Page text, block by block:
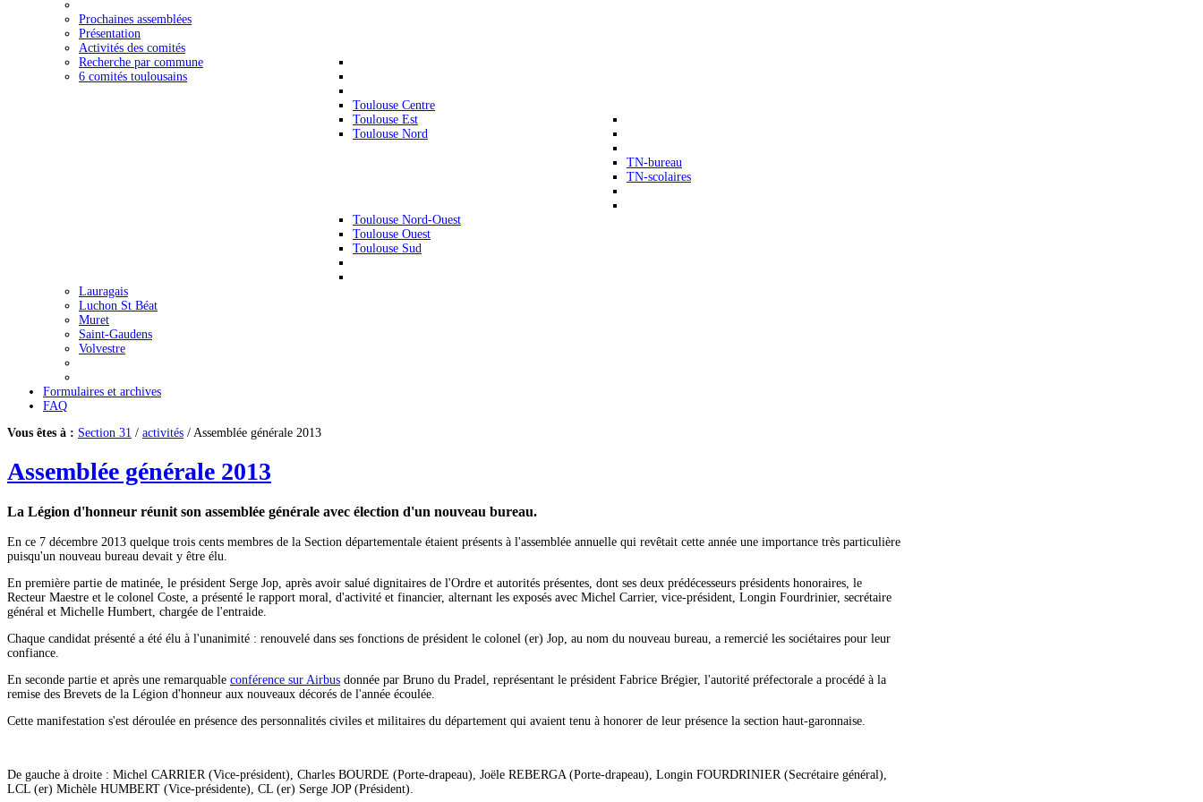
Prochaines assemblées
Présentation
Activités des comités
Recherche par commune
6 comités toulousains
Toulouse Centre
Toulouse Est
Toulouse Nord
TN-bureau
TN-scolaires
Toulouse Nord-Ouest
Toulouse Ouest
Toulouse Sud
Lauragais
Luchon St Béat
Muret
Saint-Gaudens
Volvestre
Formulaires et archives
FAQ
Vous êtes à : Section 31 / activités / Assemblée générale 2013
Assemblée générale 2013
La Légion d'honneur réunit son assemblée générale avec élection d'un nouveau bureau.
En ce 7 décembre 2013 quelque trois cents membres de la Section départementale étaient présents à l'assemblée annuelle qui revêtait cette année une importance très particulière
puisqu'un nouveau bureau devait y être élu.
En première partie de matinée, le président Serge Jop, après avoir salué dignitaires de l'Ordre et autorités présentes, dont ses deux prédécesseurs présidents honoraires, le
Recteur Maestre et le colonel Coste, a présenté le rapport moral, d'activité et financier, alternant les exposés avec Michel Carrier, vice-président, Longin Fourdrinier, secrétaire
général et Michelle Humbert, chargée de l'entraide.
Chaque candidat présenté a été élu à l'unanimité : renouvelé dans ses fonctions de président le colonel (er) Jop, au nom du nouveau bureau, a remercié les sociétaires pour leur
confiance.
En seconde partie et après une remarquable conférence sur Airbus donnée par Bruno du Pradel, représentant le président Fabrice Brégier, l'autorité préfectorale a procédé à la
remise des Brevets de la Légion d'honneur aux nouveaux décorés de l'année écoulée.
Cette manifestation s'est déroulée en présence des personnalités civiles et militaires du département qui avaient tenu à honorer de leur présence la section haut-garonnaise.
De gauche à droite : Michel CARRIER (Vice-président), Charles BOURDE (Porte-drapeau), Joële REBERGA (Porte-drapeau), Longin FOURDRINIER (Secrétaire général),
LCL (er) Michèle HUMBERT (Vice-présidente), CL (er) Serge JOP (Président).